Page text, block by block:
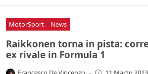
MotorSport News
Raikkonen torna in pista:
ex rivale in Formula 1